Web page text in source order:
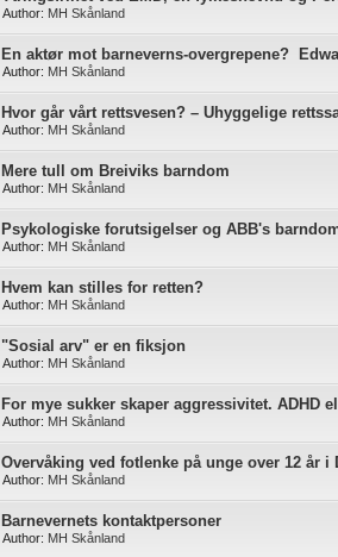
Author: MH Skånland
En aktør mot barneverns-overgrepene?
Author: MH Skånland
Hvor går vårt rettsvesen? – Uhyggelige
Author: MH Skånland
Mere tull om Breiviks barndom
Author: MH Skånland
Psykologiske forutsigelser og ABB's
Author: MH Skånland
Hvem kan stilles for retten?
Author: MH Skånland
"Sosial arv" er en fiksjon
Author: MH Skånland
For mye sukker skaper aggressivitet. ADHD
Author: MH Skånland
Overvåking ved fotlenke på unge over 12 år i
Author: MH Skånland
Barnevernets kontaktpersoner
Author: MH Skånland